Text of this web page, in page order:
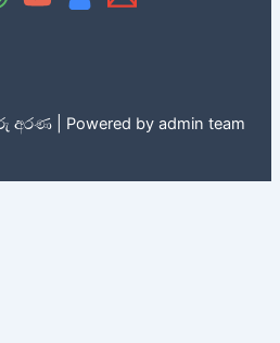
| Powered by admin team